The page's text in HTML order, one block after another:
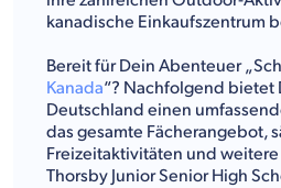
kanadische Einkaufszentrum
Bereit für Dein Abenteuer
Kanada“? Nachfolgend bietet
Deutschland einen
das gesamte Fächerangebot,
Freizeitaktivitäten und
Thorsby Junior Senior High